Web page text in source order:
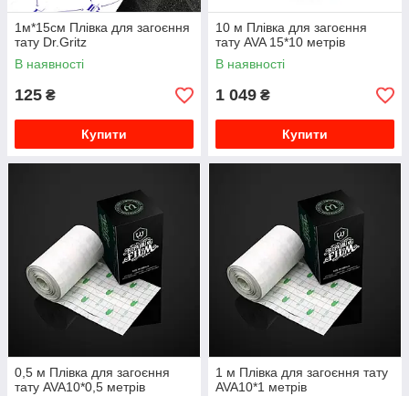
1м*15см Плівка для загоєння
тату Dr.Gritz
В наявності
125 ₴
Купити
10 м Плівка для загоєння
тату AVA 15*10 метрів
В наявності
1 049 ₴
Купити
0,5 м Плівка для загоєння
тату AVA10*0,5 метрів
1 м Плівка для загоєння тату
AVA10*1 метрів